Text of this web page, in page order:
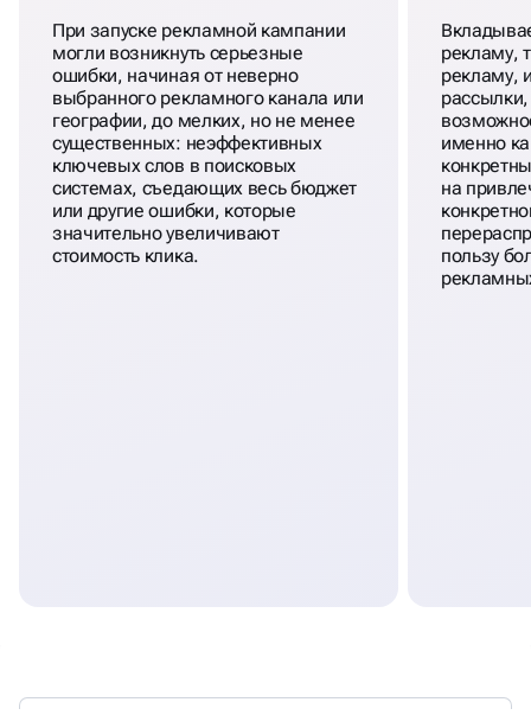
При запуске рекламной кампании
могли возникнуть серьезные
ошибки, начиная от неверно
выбранного рекламного канала или
географии, до мелких, но не менее
существенных: неэффективных
ключевых слов в поисковых
системах, съедающих весь бюджет
или другие ошибки, которые
значительно увеличивают
стоимость клика.
рекламу,
рекламу,
именно
на
пользу